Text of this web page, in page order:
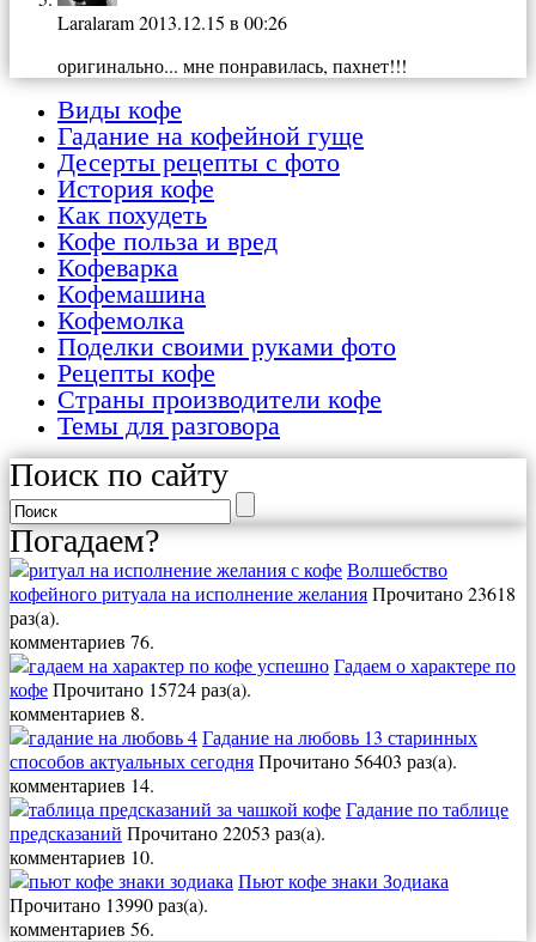
Laralaram2013.12.15 в 00:26
оригинально... мне понравилась, пахнет!!!
Виды кофе
Гадание на кофейной гуще
Десерты рецепты с фото
История кофе
Как похудеть
Кофе польза и вред
Кофеварка
Кофемашина
Кофемолка
Поделки своими руками фото
Рецепты кофе
Страны производители кофе
Темы для разговора
Поиск по сайту
Погадаем?
Волшебство
кофейного ритуала на исполнение желанияПрочитано 23618
раз(a).
комментариев 76.
Гадаем о характере по
кофеПрочитано 15724 раз(a).
комментариев 8.
Гадание на любовь 13 старинных
способов актуальных сегодняПрочитано 56403 раз(a).
комментариев 14.
Гадание по таблице
предсказаний Прочитано 22053 раз(a).
комментариев 10.
Пьют кофе знаки Зодиака
Прочитано 13990 раз(a).
комментариев 56.